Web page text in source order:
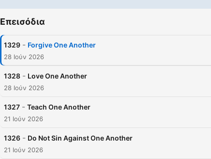
Επεισόδια
1329 - Forgive One Another
28 Ιούν 2026
1328 - Love One Another
28 Ιούν 2026
1327 - Teach One Another
21 Ιούν 2026
1326 - Do Not Sin Against One Another
21 Ιούν 2026